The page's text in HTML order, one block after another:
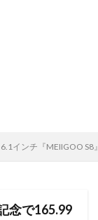
6.1インチ『MEIIGOO
念で165.99